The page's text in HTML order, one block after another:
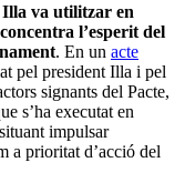
Illa va utilitzar en
l’esperit del
. En un acte
pel president Illa i pel
signants del Pacte,
s’ha executat en
impulsar
a prioritat d’acció del